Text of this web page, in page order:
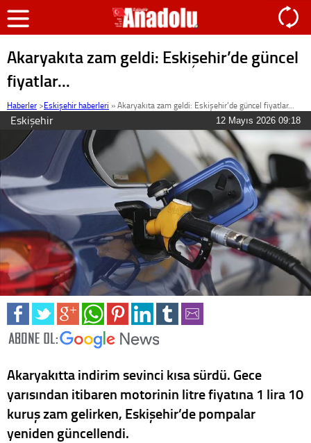
Akaryakıta zam geldi: Eskişehir’de güncel
fiyatlar...
Haberler >Eskişehir haberleri »Akaryakıta zam geldi: Eskişehir’de güncel fiyatlar...
Eskişehir 12 Mayıs 2026 09:18
Akaryakıtta indirim sevinci kısa sürdü. Gece
yarısından itibaren motorinin litre fiyatına 1 lira 10
kuruş zam gelirken, Eskişehir’de pompalar
yeniden güncellendi.